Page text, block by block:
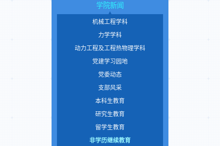
学院新闻
机械工程学科
力学学科
动力工程及工程热物理学科
党建学习园地
党委动态
支部风采
本科生教育
研究生教育
留学生教育
非学历继续教育